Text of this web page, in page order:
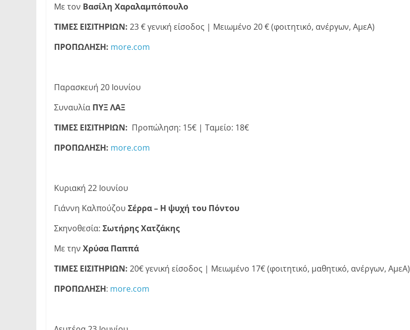
Με τον Βασίλη Χαραλαμπόπουλο
ΤΙΜΕΣ ΕΙΣΙΤΗΡΙΩΝ: 23 € γενική είσοδος | Μειωμένο 20 € (φοιτητικό, ανέργων, ΑμεΑ)
ΠΡΟΠΩΛΗΣΗ: more.com
Παρασκευή 20 Ιουνίου
Συναυλία ΠΥΞ ΛΑΞ
ΤΙΜΕΣ ΕΙΣΙΤΗΡΙΩΝ: Προπώληση: 15€ | Ταμείο: 18€
ΠΡΟΠΩΛΗΣΗ: more.com
Κυριακή 22 Ιουνίου
Γιάννη Καλπούζου Σέρρα – Η ψυχή του Πόντου
Σκηνοθεσία: Σωτήρης Χατζάκης
Με την Χρύσα Παππά
ΤΙΜΕΣ ΕΙΣΙΤΗΡΙΩΝ: 20€ γενική είσοδος | Μειωμένο 17€ (φοιτητικό, μαθητικό, ανέργων, ΑμεΑ)
ΠΡΟΠΩΛΗΣΗ: more.com